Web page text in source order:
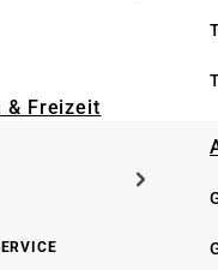
& Freizeit